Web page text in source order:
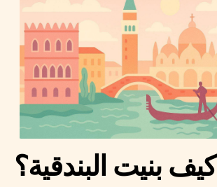
كيف بنيت البندقية؟